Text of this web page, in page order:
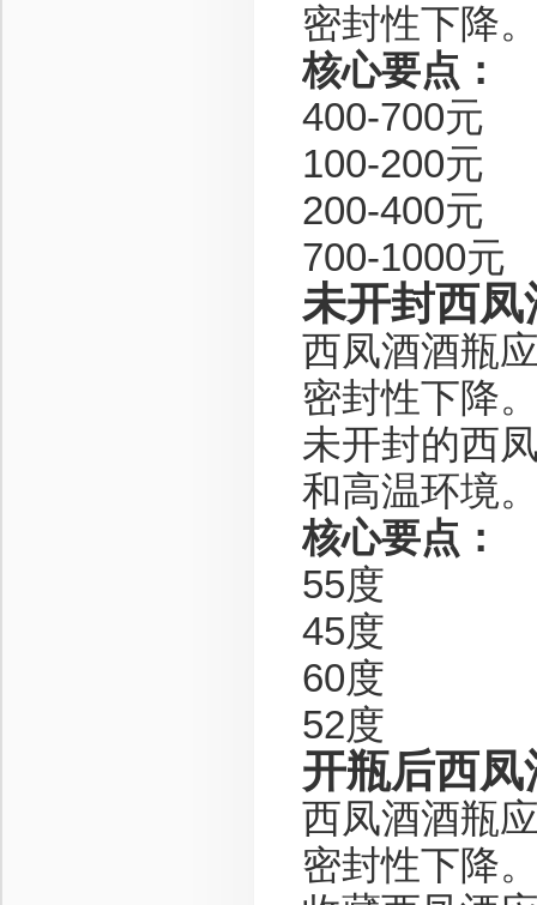
密封性下降
核心要点：
400-700元
100-200元
200-400元
700-1000元
未开封西
西凤酒酒瓶
密封性下降
未开封的西
和高温环境
核心要点：
55度
45度
60度
52度
开瓶后西
西凤酒酒瓶
密封性下降